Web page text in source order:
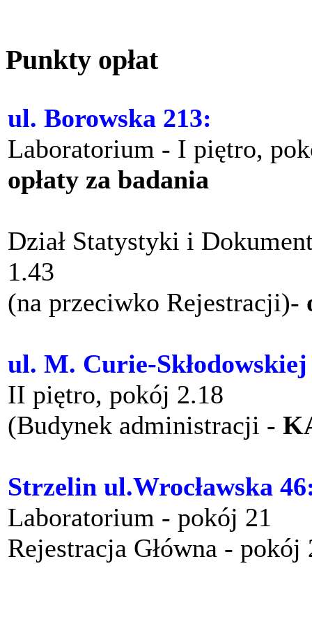
Punkty opłat
ul. Borowska 213:
Laboratorium - I piętro,
opłaty za badania
Dział Statystyki i
1.43
(na przeciwko Rejestracji)-
ul. M. Curie-Skłodowskiej
II piętro, pokój 2.18
(Budynek administracji -
Strzelin ul.Wrocławska
Laboratorium - pokój 21
Rejestracja Główna -